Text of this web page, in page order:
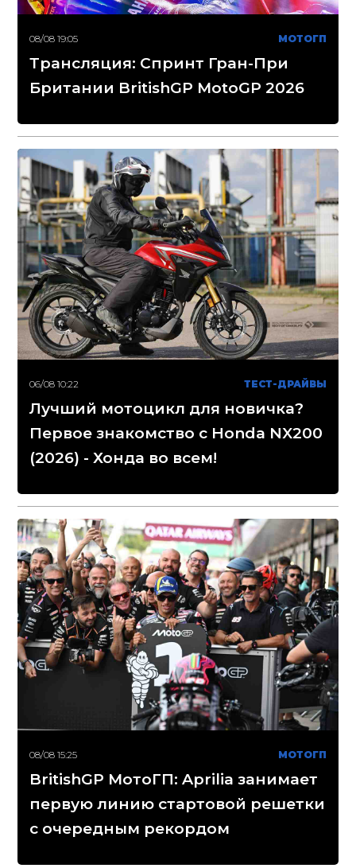
08/08 19:05 МОТОГП
Трансляция: Спринт Гран-При
Британии BritishGP MotoGP 2026
06/08 10:22 ТЕСТ-ДРАЙВЫ
Лучший мотоцикл для новичка?
Первое знакомство с Honda NX200
(2026) - Хонда во всем!
08/08 15:25 МОТОГП
BritishGP МотоГП: Aprilia занимает
первую линию стартовой решетки
с очередным рекордом